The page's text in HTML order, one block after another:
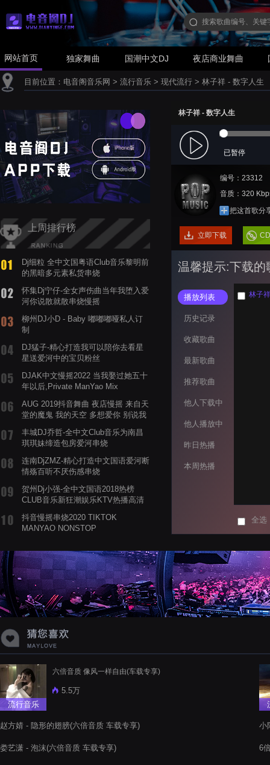
网站首页 独家舞曲 国潮中文DJ 夜店商业舞曲
目前位置： 电音阁音乐网 > 流行音乐 > 现代流行 > 林子祥 - 数字人生
上周排行榜
Dj细粒 全中文国粤语Club音乐黎明前
的黑暗多元素私货串烧
怀集Dj宁仔-全女声伤曲当年我堕入爱
河你说散就散串烧慢摇
柳州DJ小D - Baby 嘟嘟嘟哑私人订
制
DJ猛子-精心打造我可以陪你去看星
星送爱河中的宝贝粉丝
DJAK中文慢摇2022 当我娶过她五十
年以后,Private ManYao Mix
AUG 2019抖音舞曲 夜店慢摇 来自天
堂的魔鬼 我的天空 多想爱你 别说我
丰城DJ乔哲-全中文Club音乐为南昌
琪琪妹缔造包房爱河串烧
连南DjZMZ-精心打造中文国语爱河断
情殇百听不厌伤感串烧
贺州Dj小强-全中文国语2018热榜
CLUB音乐新狂潮娱乐KTV热播高清
抖音慢摇串烧2020 TIKTOK
MANYAO NONSTOP
蝉爸爸妈妈爱存在夏天的风是想你的
声音啊
林子祥 - 数字人生
已暂停
编号：23312
音质：320
把这首歌分
立即下载
温馨提示:下载的
播放列表
历史记录
收藏歌曲
最新歌曲
推荐歌曲
他人下载中
他人播放中
昨日热播
本周热播
林子
全选
流行音乐
六倍音质 像风一样自由(车载专享)
5.5万
赵方婧 - 隐形的翅膀(六倍音质 车载专享)
娄艺潇 - 泡沫(六倍音质 车载专享)
小
6